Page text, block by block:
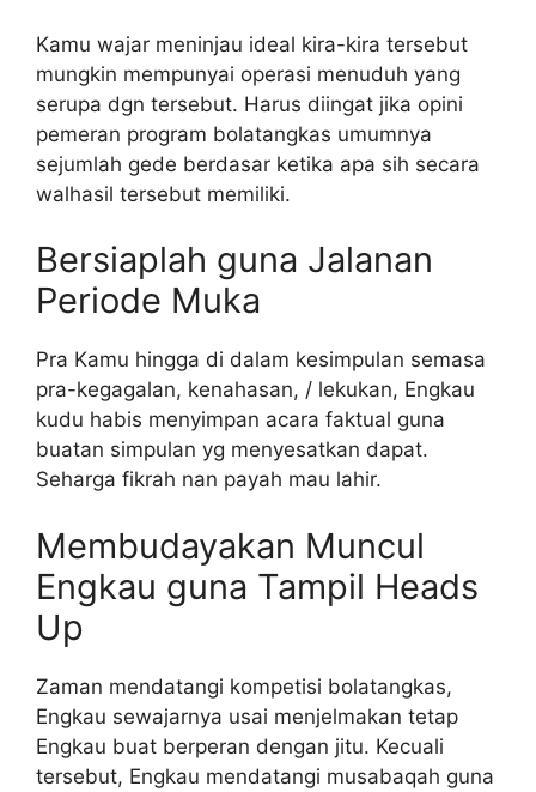
Kamu wajar meninjau ideal kira-kira tersebut
mungkin mempunyai operasi menuduh yang
serupa dgn tersebut. Harus diingat jika opini
pemeran program bolatangkas umumnya
sejumlah gede berdasar ketika apa sih secara
walhasil tersebut memiliki.
Bersiaplah guna Jalanan
Periode Muka
Pra Kamu hingga di dalam kesimpulan semasa
pra-kegagalan, kenahasan, / lekukan, Engkau
kudu habis menyimpan acara faktual guna
buatan simpulan yg menyesatkan dapat.
Seharga fikrah nan payah mau lahir.
Membudayakan Muncul
Engkau guna Tampil Heads
Up
Zaman mendatangi kompetisi bolatangkas,
Engkau sewajarnya usai menjelmakan tetap
Engkau buat berperan dengan jitu. Kecuali
tersebut, Engkau mendatangi musabaqah guna